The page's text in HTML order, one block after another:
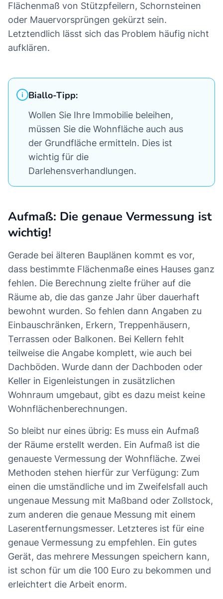
Flächenmaß von Stützpfeilern, Schornsteinen
oder Mauervorsprüngen gekürzt sein.
Letztendlich lässt sich das Problem häufig nicht
aufklären.
Biallo-Tipp:
Wollen Sie Ihre Immobilie beleihen,
müssen Sie die Wohnfläche auch aus
der Grundfläche ermitteln. Dies ist
wichtig für die
Darlehensverhandlungen.
Aufmaß: Die genaue Vermessung ist
wichtig!
Gerade bei älteren Bauplänen kommt es vor,
dass bestimmte Flächenmaße eines Hauses ganz
fehlen. Die Berechnung zielte früher auf die
Räume ab, die das ganze Jahr über dauerhaft
bewohnt wurden. So fehlen dann Angaben zu
Einbauschränken, Erkern, Treppenhäusern,
Terrassen oder Balkonen. Bei Kellern fehlt
teilweise die Angabe komplett, wie auch bei
Dachböden. Wurde dann der Dachboden oder
Keller in Eigenleistungen in zusätzlichen
Wohnraum umgebaut, gibt es dazu meist keine
Wohnflächenberechnungen.
So bleibt nur eines übrig: Es muss ein Aufmaß
der Räume erstellt werden. Ein Aufmaß ist die
genaueste Vermessung der Wohnfläche. Zwei
Methoden stehen hierfür zur Verfügung: Zum
einen die umständliche und im Zweifelsfall auch
ungenaue Messung mit Maßband oder Zollstock,
zum anderen die genaue Messung mit einem
Laserentfernungsmesser. Letzteres ist für eine
genaue Vermessung zu empfehlen. Ein gutes
Gerät, das mehrere Messungen speichern kann,
ist schon für um die 100 Euro zu bekommen und
erleichtert die Arbeit enorm.